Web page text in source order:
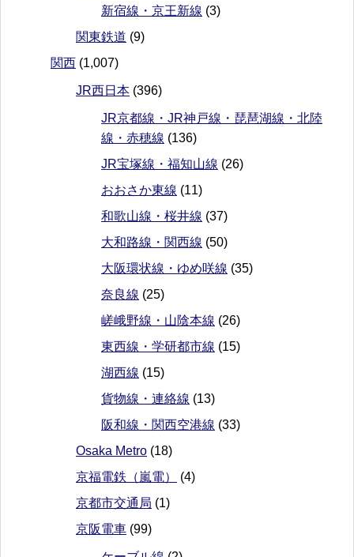
新宿線・京王新線 (3)
関東鉄道 (9)
関西 (1,007)
JR西日本 (396)
JR京都線・JR神戸線・琵琶湖線・北陸
線・赤穂線 (136)
JR宝塚線・福知山線 (26)
おおさか東線 (11)
和歌山線・桜井線 (37)
大和路線・関西線 (50)
大阪環状線・ゆめ咲線 (35)
奈良線 (25)
嵯峨野線・山陰本線 (26)
東西線・学研都市線 (15)
湖西線 (15)
貨物線・連絡線 (13)
阪和線・関西空港線 (33)
Osaka Metro (18)
京福電鉄（嵐電）
(4)
京都市交通局 (1)
京阪電車 (99)